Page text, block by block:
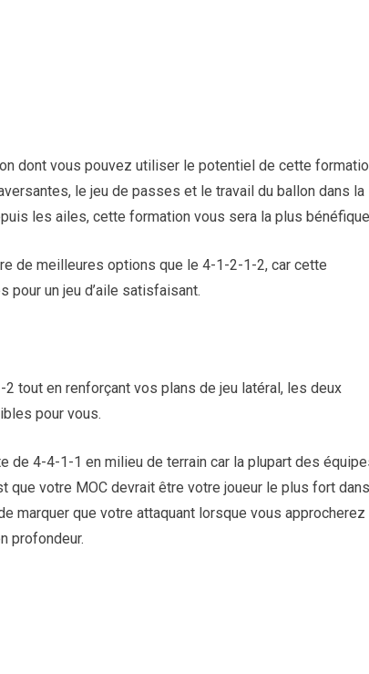
dont vous pouvez utiliser le potentiel de cette
le jeu de passes et le travail du ballon dans la
les ailes, cette formation vous sera la plus
de meilleures options que le 4-1-2-1-2, car cette
un jeu d’aile satisfaisant.
tout en renforçant vos plans de jeu latéral, les deux
pour vous.
de 4-4-1-1 en milieu de terrain car la plupart des
que votre MOC devrait être votre joueur le plus fort dans
marquer que votre attaquant lorsque vous approcherez
profondeur.